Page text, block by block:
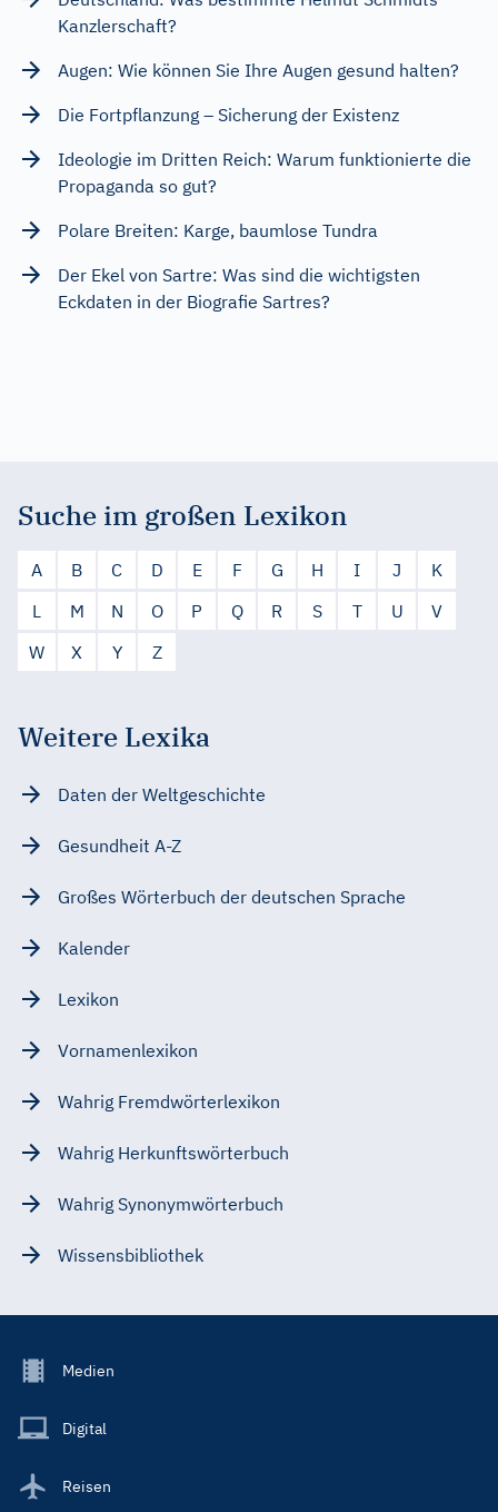
Kanzlerschaft?
Augen: Wie können Sie Ihre Augen gesund halten?
Die Fortpflanzung – Sicherung der Existenz
Ideologie im Dritten Reich: Warum funktionierte die
Propaganda so gut?
Polare Breiten: Karge, baumlose Tundra
Der Ekel von Sartre: Was sind die wichtigsten
Eckdaten in der Biografie Sartres?
Suche im großen Lexikon
A B C D E F G H I J
K
L
M N O P Q R S T U
V
W
X Y Z
Weitere Lexika
Daten der Weltgeschichte
Gesundheit A-Z
Großes Wörterbuch der deutschen Sprache
Kalender
Lexikon
Vornamenlexikon
Wahrig Fremdwörterlexikon
Wahrig Herkunftswörterbuch
Wahrig Synonymwörterbuch
Wissensbibliothek
Footer
Main
Medien
Digital
Reisen